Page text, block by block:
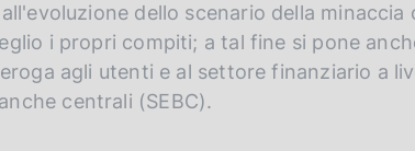
dello scenario della minaccia
i propri compiti; a tal fine si pone
agli utenti e al settore finanziario a
centrali (SEBC).